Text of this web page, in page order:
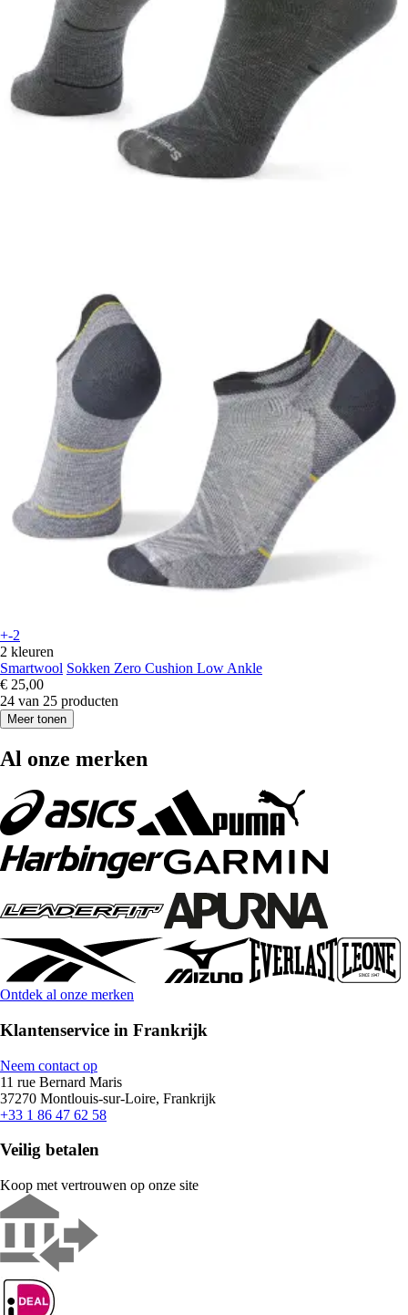
+-2
2 kleuren
Smartwool Sokken Zero Cushion Low Ankle
€ 25,00
24 van 25 producten
Meer tonen
Al onze merken
Ontdek al onze merken
Klantenservice in Frankrijk
Neem contact op
11 rue Bernard Maris
37270 Montlouis-sur-Loire, Frankrijk
+33 1 86 47 62 58
Veilig betalen
Koop met vertrouwen op onze site